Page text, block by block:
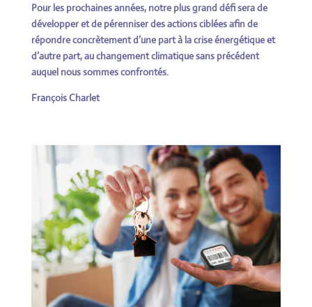
Pour les prochaines années, notre plus grand défi sera de
développer et de pérenniser des actions ciblées afin de
répondre concrètement d’une part à la crise énergétique et
d’autre part, au changement climatique sans précédent
auquel nous sommes confrontés.
François Charlet